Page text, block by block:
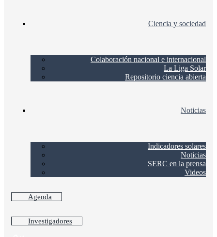
Ciencia y sociedad
Colaboración nacional e internacional
La Liga Solar
Repositorio ciencia abierta
Noticias
Indicadores solares
Noticias
SERC en la prensa
Videos
Agenda
Investigadores